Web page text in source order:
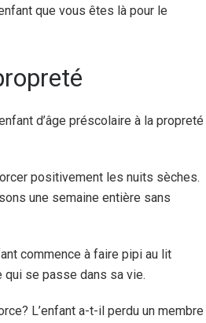
que vous êtes là pour le
d’âge préscolaire à la propreté
positivement les nuits sèches.
une semaine entière sans
commence à faire pipi au lit
se passe dans sa vie.
L’enfant a-t-il perdu un membre